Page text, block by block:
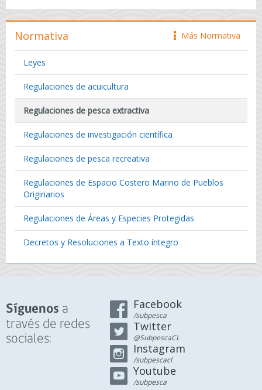
icono
Más Normativa
Normativa
Leyes
Regulaciones de acuicultura
Regulaciones de pesca extractiva
Regulaciones de investigación científica
Regulaciones de pesca recreativa
Regulaciones de Espacio Costero Marino de Pueblos
Originarios
Regulaciones de Áreas y Especies Protegidas
Decretos y Resoluciones a Texto íntegro
Síguenos a
través de redes
sociales:
Facebook
/subpesca
Twitter
@SubpescaCL
Instagram
/subpescacl
Youtube
/subpesca